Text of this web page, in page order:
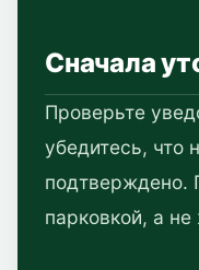
Сначала
Проверьте
убедитесь, что
подтверждено.
парковкой, а